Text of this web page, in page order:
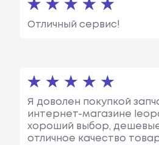
Отличный сервис!
Я доволен покупкой
интернет-магазине
хороший выбор,
отличное качество